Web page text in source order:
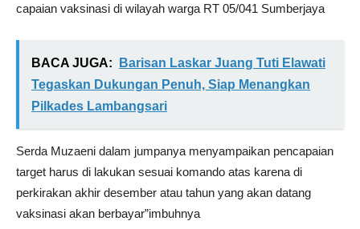
capaian vaksinasi di wilayah warga RT 05/041 Sumberjaya
BACA JUGA:
Barisan Laskar Juang Tuti Elawati
Tegaskan Dukungan Penuh, Siap Menangkan
Pilkades Lambangsari
Serda Muzaeni dalam jumpanya menyampaikan pencapaian
target harus di lakukan sesuai komando atas karena di
perkirakan akhir desember atau tahun yang akan datang
vaksinasi akan berbayar”imbuhnya